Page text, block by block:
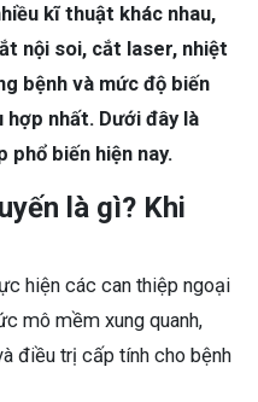
kĩ thuật khác nhau,
nội soi, cắt laser, nhiệt
bệnh và mức độ biến
hợp nhất. Dưới đây là
biến hiện nay.
là gì? Khi
hiện các can thiệp ngoại
mô mềm xung quanh,
điều trị cấp tính cho bệnh